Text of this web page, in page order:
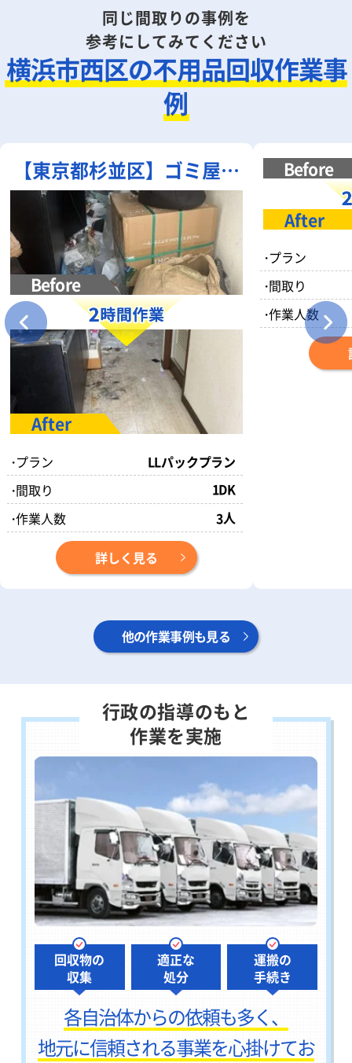
同じ間取りの事例を
参考にしてみてください
横浜市西区の不用品回収作業事
例
【東京都杉並区】ゴミ屋敷
清掃｜部屋一面の不用品・
散乱ゴミを一括清掃
・プラン
LLパックプラン
・間取り
1DK
・作業人数 3人
詳しく見る
・プラン
・間取り
・作業人数
他の作業事例も見る
行政の指導のもと
作業を実施
回収物の
収集
適正な
処分
運搬の
手続き
各自治体からの依頼も多く、
地元に信頼される事業を心掛けてお